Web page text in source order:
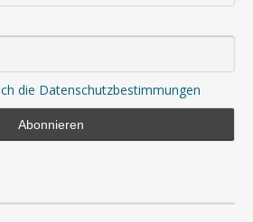
die Datenschutzbestimmungen